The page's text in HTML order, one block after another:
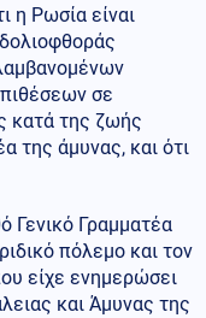
η Ρωσία είναι
σε
κατά της ζωής
της άμυνας, και ότι
Γενικό Γραμματέα
πόλεμο και τον
είχε ενημερώσει
και Άμυνας της